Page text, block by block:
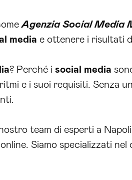
Agenzia Social Media
media e ottenere i risultati
? Perché i social media
e i suoi requisiti. Senza
team di esperti a
Siamo specializzati